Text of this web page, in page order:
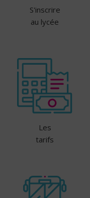
S'inscrire
au lycée
Les
tarifs